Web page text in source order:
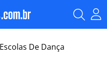
De Dança